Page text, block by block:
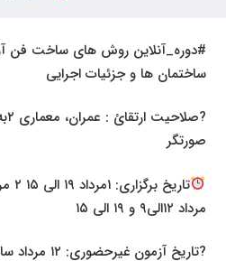
#دوره_آنلاین روش های ساخت فن
ساختمان ها و جزئیات اجرایی
صورتگر
مرداد ۱۲الی۹ و ۱۹ الی ۱۵